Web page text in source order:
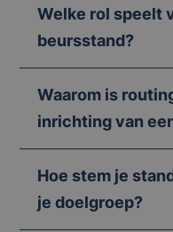
Welke rol speelt
beursstand?
Waarom is
inrichting van
Hoe stem je
je doelgroep?